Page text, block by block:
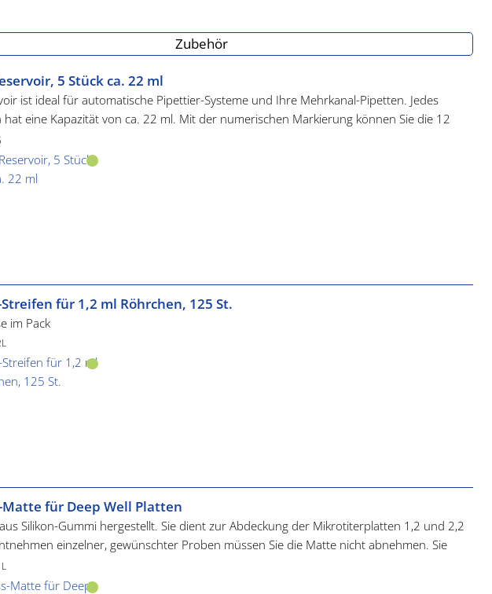
Zubehör
5 Stück ca. 22 ml
ist ideal für automatische Pipettier-Systeme und Ihre Mehrkanal-Pipetten. Jedes
hat eine Kapazität von ca. 22 ml. Mit der numerischen Markierung können Sie die 12
identifizieren. Der konische Boden sorgt für die optimale Nutzung Ihrer Reagenzien und
nur ein Minimum an Probenmaterial in den Gefäßen zurück.
für 1,2 ml Röhrchen, 125 St.
im Pack
Matte für Deep Well Platten
Silikon-Gummi hergestellt. Sie dient zur Abdeckung der Mikrotiterplatten 1,2 und 2,2
einzelner, gewünschter Proben müssen Sie die Matte nicht abnehmen. Sie
durchstechen. Vorteil: Die anderen Proben bleiben abgedeckt. Verschluss-Matten
die Platten autoklavierbar.